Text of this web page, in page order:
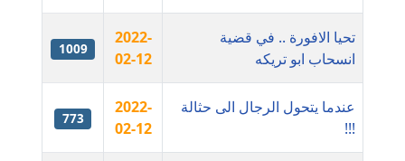
مدونة أشرف القط
عاملة
مدونة اشرف الكرم
تحيا الافورة .. في قضية
انسحاب ابو تريكه
2022-
02-12
1009
عندما يتحول الرجال الى حثالة
!!!
2022-
02-12
773